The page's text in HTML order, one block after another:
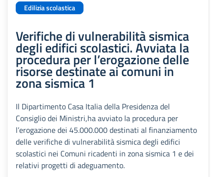
Edilizia scolastica
Verifiche di vulnerabilità sismica
degli edifici scolastici. Avviata la
procedura per l’erogazione delle
risorse destinate ai comuni in
zona sismica 1
Il Dipartimento Casa Italia della Presidenza del
Consiglio dei Ministri,ha avviato la procedura per
l’erogazione dei 45.000.000 destinati al finanziamento
delle verifiche di vulnerabilità sismica degli edifici
scolastici nei Comuni ricadenti in zona sismica 1 e dei
relativi progetti di adeguamento.